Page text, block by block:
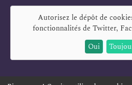
Autorisez le dépôt de
fonctionnalités de Twitter,
Oui